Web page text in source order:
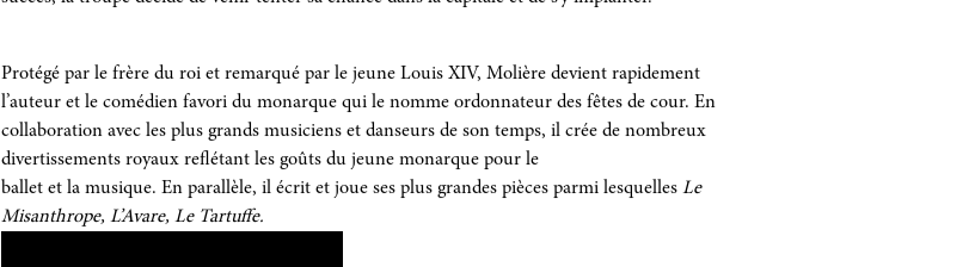
Protégé par le frère du roi et remarqué par le jeune Louis XIV, Molière devient rapidement
l’auteur et le comédien favori du monarque qui le nomme ordonnateur des fêtes de cour. En
collaboration avec les plus grands musiciens et danseurs de son temps, il crée de nombreux
divertissements royaux reﬂétant les goûts du jeune monarque pour le
ballet et la musique. En parallèle, il écrit et joue ses plus grandes pièces parmi lesquelles Le
Misanthrope, L’Avare, Le Tartuffe.